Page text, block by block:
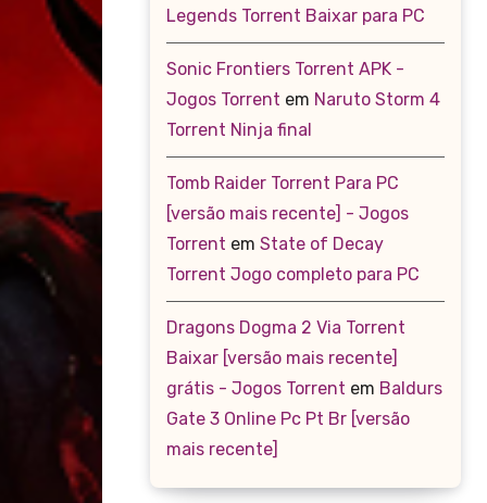
Legends Torrent Baixar para PC
Sonic Frontiers Torrent APK -
Jogos Torrent em Naruto Storm 4
Torrent Ninja final
Tomb Raider Torrent Para PC
[versão mais recente] - Jogos
Torrent em State of Decay
Torrent Jogo completo para PC
Dragons Dogma 2 Via Torrent
Baixar [versão mais recente]
grátis - Jogos Torrent em Baldurs
Gate 3 Online Pc Pt Br [versão
mais recente]